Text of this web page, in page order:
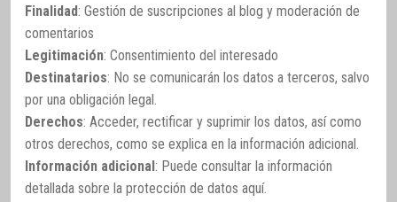
Finalidad: Gestión de suscripciones al blog y moderación de
comentarios
Legitimación: Consentimiento del interesado
Destinatarios: No se comunicarán los datos a terceros, salvo
por una obligación legal.
Derechos: Acceder, rectificar y suprimir los datos, así como
otros derechos, como se explica en la información adicional.
Información adicional: Puede consultar la información
detallada sobre la protección de datos aquí.